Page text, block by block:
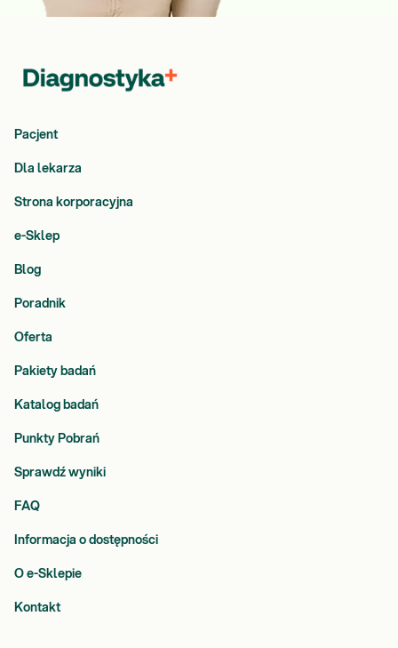
Pacjent
Dla lekarza
Strona korporacyjna
e-Sklep
Blog
Poradnik
Oferta
Pakiety badań
Katalog badań
Punkty Pobrań
Sprawdź wyniki
FAQ
Informacja o dostępności
O e-Sklepie
Kontakt